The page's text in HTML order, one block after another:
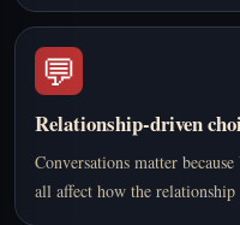
💬
Relationship-driven
Conversations matter
all affect how the relationship